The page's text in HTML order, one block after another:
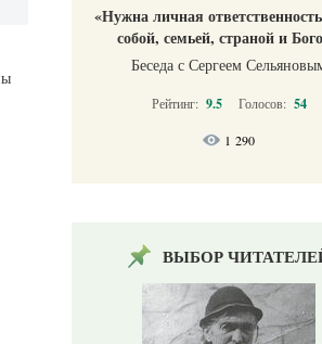
«Нужна личная
собой, семьей, страной и
Беседа с Сергеем
Рейтинг: 9.5 Голосов: 54
1 290
ВЫБОР